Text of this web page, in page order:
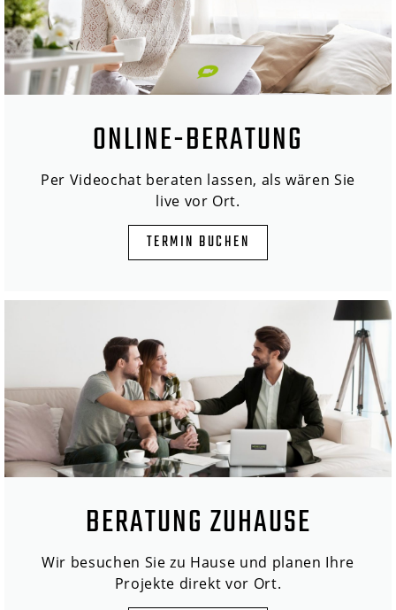
ONLINE-BERATUNG
Per Videochat beraten lassen, als wären Sie
live vor Ort.
TERMIN BUCHEN
BERATUNG ZUHAUSE
Wir besuchen Sie zu Hause und planen Ihre
Projekte direkt vor Ort.